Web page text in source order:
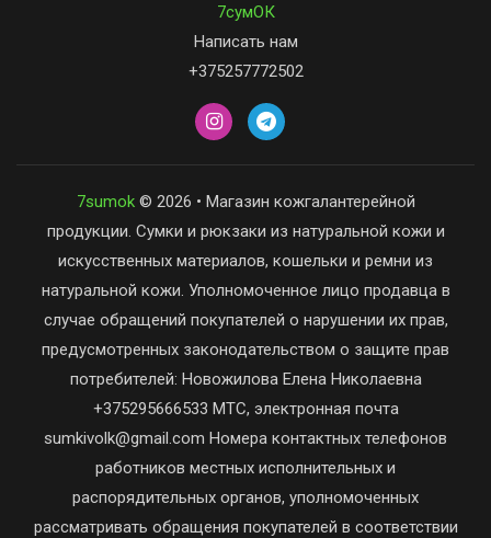
7сумОК
Написать нам
+375257772502
7sumok© 2026 • Магазин кожгалантерейной
продукции. Сумки и рюкзаки из натуральной кожи и
искусственных материалов, кошельки и ремни из
натуральной кожи. Уполномоченное лицо продавца в
случае обращений покупателей о нарушении их прав,
предусмотренных законодательством о защите прав
потребителей: Новожилова Елена Николаевна
+375295666533 МТС, электронная почта
sumkivolk@gmail.com Номера контактных телефонов
работников местных исполнительных и
распорядительных органов, уполномоченных
рассматривать обращения покупателей в соответствии